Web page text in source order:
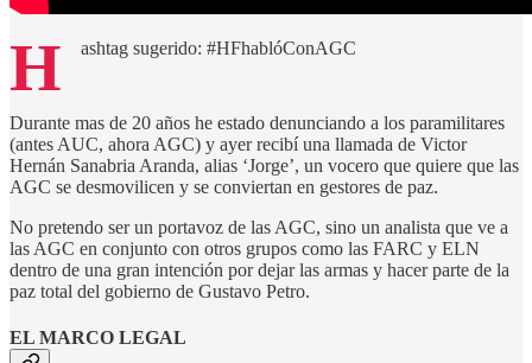
H ashtag sugerido: #HFhablóConAGC
Durante mas de 20 años he estado denunciando a los paramilitares
(antes AUC, ahora AGC) y ayer recibí una llamada de Victor
Hernán Sanabria Aranda, alias ‘Jorge’, un vocero que quiere que las
AGC se desmovilicen y se conviertan en gestores de paz.
No pretendo ser un portavoz de las AGC, sino un analista que ve a
las AGC en conjunto con otros grupos como las FARC y ELN
dentro de una gran intención por dejar las armas y hacer parte de la
paz total del gobierno de Gustavo Petro.
EL MARCO LEGAL